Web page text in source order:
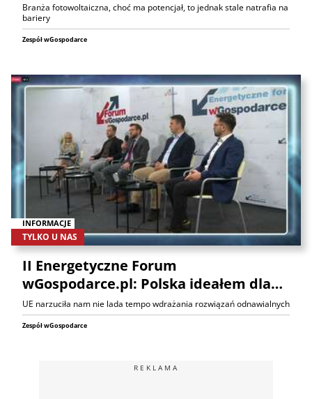
Branża fotowoltaiczna, choć ma potencjał, to jednak stale natrafia na
bariery
Zespół wGospodarce
INFORMACJE
TYLKO U NAS
II Energetyczne Forum
wGospodarce.pl: Polska ideałem dla…
UE narzuciła nam nie lada tempo wdrażania rozwiązań odnawialnych
Zespół wGospodarce
REKLAMA